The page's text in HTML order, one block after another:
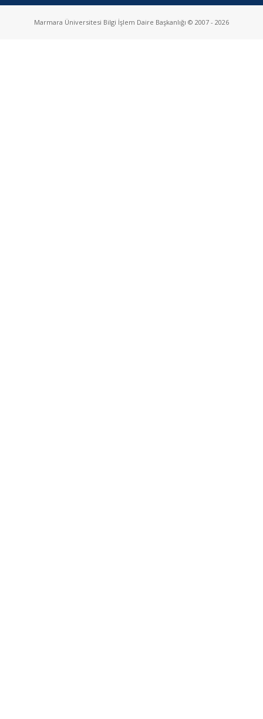
Marmara Üniversitesi Bilgi İşlem Daire Başkanlığı © 2007 - 2026